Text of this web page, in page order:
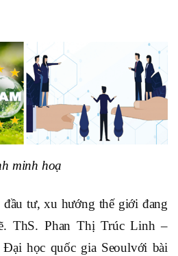
minh hoạ
tư, xu hướng thế giới đang
ThS. Phan Thị Trúc Linh –
Đại học quốc gia Seoulvới bài